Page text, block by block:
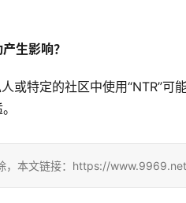
生影响？
或特定的社区中使用“NTR”可
，本文链接：https://